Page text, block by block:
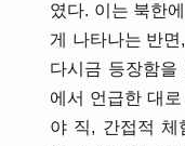
였다. 이는 북한
게 나타나는 반
다시금 등장함을
에서 언급한 대
야 직, 간접적 체